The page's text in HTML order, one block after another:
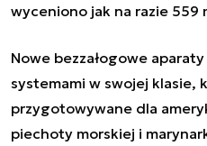
wyceniono jak na razie 559
Nowe bezzałogowe
systemami w swojej klasie,
przygotowywane dla
piechoty morskiej i